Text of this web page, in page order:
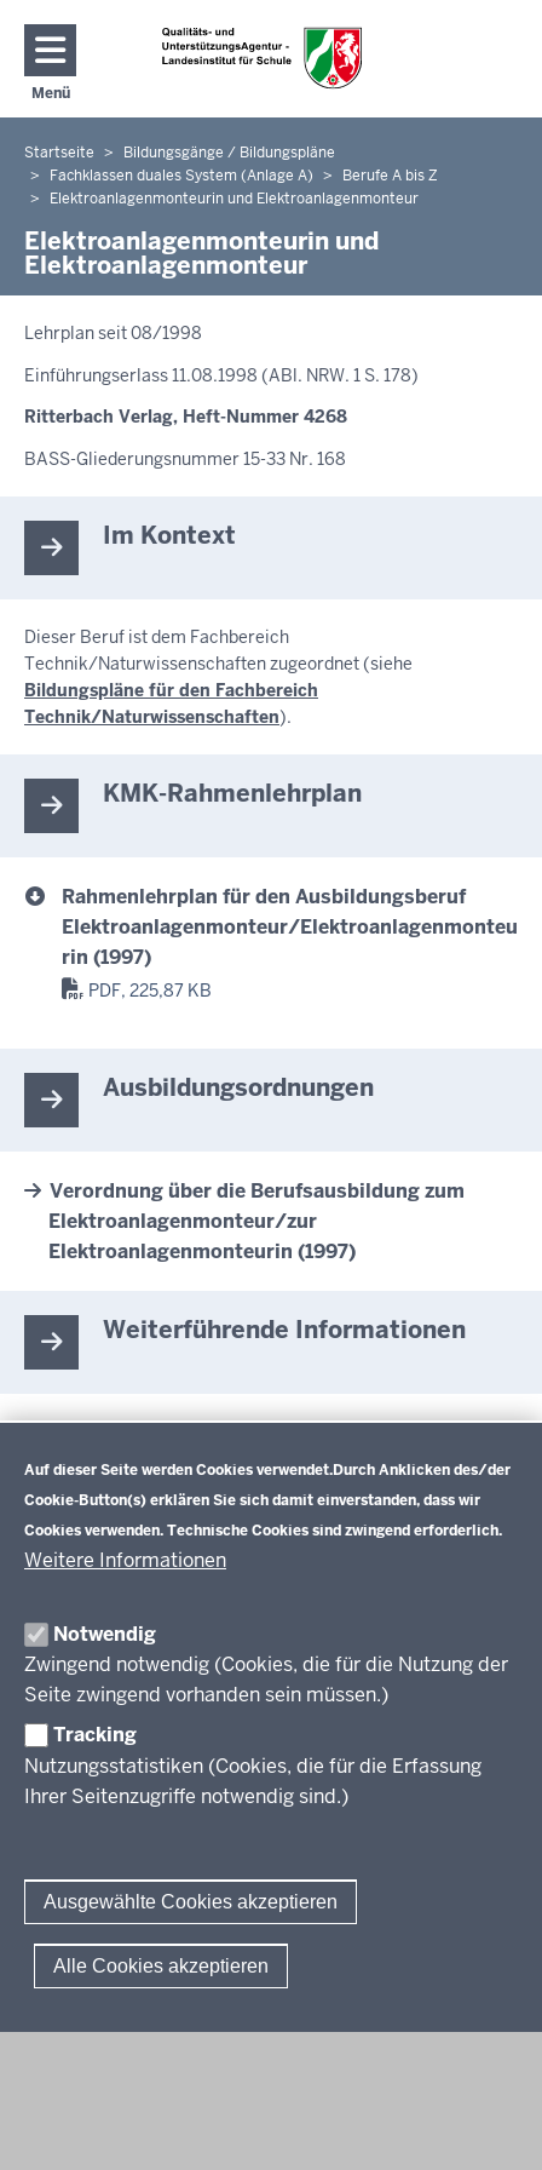
Auf dieser Seite werden Cookies verwendet.Durch Anklicken des/der
Cookie-Button(s) erklären Sie sich damit einverstanden, dass wir
Cookies verwenden. Technische Cookies sind zwingend erforderlich.
Weitere Informationen
Notwendig
Zwingend notwendig (Cookies, die für die Nutzung der
Seite zwingend vorhanden sein müssen.)
Tracking
Nutzungsstatistiken (Cookies, die für die Erfassung
Ihrer Seitenzugriffe notwendig sind.)
Ausgewählte Cookies akzeptieren
Alle Cookies akzeptieren
Direkt zum Inhalt
Menü
Navigation aktivieren/deaktivieren: Hauptmenü
Sie
befinden
hier
Startseite
Bildungsgänge / Bildungspläne
Fachklassen duales System (Anlage A)
Berufe A bis Z
Elektroanlagenmonteurin und Elektroanlagenmonteur
Elektroanlagenmonteurin und
Elektroanlagenmonteur
Lehrplan seit 08/1998
Einführungserlass 11.08.1998 (ABl. NRW. 1 S. 178)
Ritterbach Verlag, Heft-Nummer 4268
BASS-Gliederungsnummer 15-33 Nr. 168
Im Kontext
Dieser Beruf ist dem Fachbereich
Technik/Naturwissenschaften zugeordnet (siehe
Bildungspläne für den Fachbereich
Technik/Naturwissenschaften).
KMK-Rahmenlehrplan
Rahmenlehrplan für den Ausbildungsberuf
Elektroanlagenmonteur/Elektroanlagenmonteu
rin (1997)
PDF, 225,87 KB
Ausbildungsordnungen
Verordnung über die Berufsausbildung zum
Elektroanlagenmonteur/zur
Elektroanlagenmonteurin (1997)
Weiterführende Informationen
Bundesagentur für Arbeit)
Informationen zum Beruf (BIBB)
Im Überblick
Berufsbildung NRW
Das Berufskolleg in NRW
Abschlüsse und Anschlüsse
Modellprojekte
Informationsschriften
Weiterführende Links
Abkürzungen
Bildungsgänge / Bildungspläne
Bildungspläne Ausbildungsvorbereitung (Anlage A)
Fachklassen duales System (Anlage A)
Bildungspläne Berufsfachschule (Anlage B)
Bildungspläne Berufsfachschule und Fachoberschule (Anlage C)
Bildungsgang-übergreifende Themen
Unterricht
Gesellschaft
Digitalisierung
© 2026 Berufsbildung
Fußzeile
Impressum Datenschutzerklärung